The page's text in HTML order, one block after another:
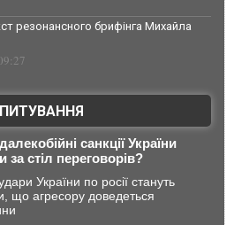
резонансного брифінга Михайла
санкції України
за стіл переговорів?
України по росії стануть
що агресору доведеться